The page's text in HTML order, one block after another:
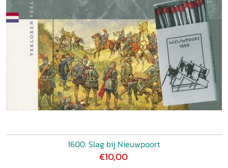
1600: Slag bij Nieuwpoort
€10,00